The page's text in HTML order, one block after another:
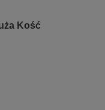
Kość